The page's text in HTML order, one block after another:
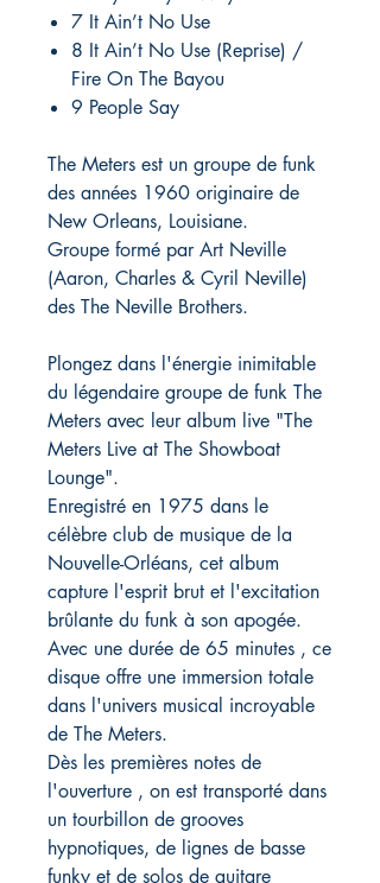
7 It Ain’t No Use
8 It Ain’t No Use (Reprise) /
Fire On The Bayou
9 People Say
The Meters est un groupe de funk
des années 1960 originaire de
New Orleans, Louisiane.
Groupe formé par Art Neville
(Aaron, Charles & Cyril Neville)
des The Neville Brothers.
Plongez dans l'énergie inimitable
du légendaire groupe de funk The
Meters avec leur album live "The
Meters Live at The Showboat
Lounge".
Enregistré en 1975 dans le
célèbre club de musique de la
Nouvelle-Orléans, cet album
capture l'esprit brut et l'excitation
brûlante du funk à son apogée.
Avec une durée de 65 minutes , ce
disque offre une immersion totale
dans l'univers musical incroyable
de The Meters.
Dès les premières notes de
l'ouverture , on est transporté dans
un tourbillon de grooves
hypnotiques, de lignes de basse
funky et de solos de guitare